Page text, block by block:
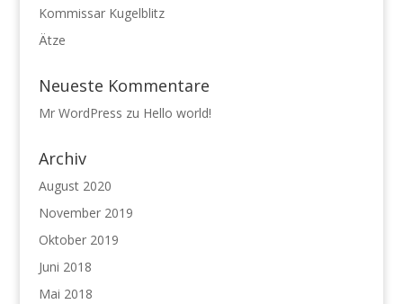
Kommissar Kugelblitz
Ätze
Neueste Kommentare
Mr WordPress zu Hello world!
Archiv
August 2020
November 2019
Oktober 2019
Juni 2018
Mai 2018